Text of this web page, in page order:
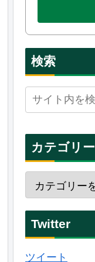
検索
カテゴリー
Twitter
ツイート